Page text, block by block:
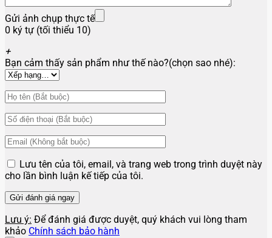
Gửi ảnh chụp thực tế
0 ký tự (tối thiểu 10)
+
Bạn cảm thấy sản phẩm như thế nào?(chọn sao nhé):
Lưu tên của tôi, email, và trang web trong trình duyệt này
cho lần bình luận kế tiếp của tôi.
Lưu ý: Để đánh giá được duyệt, quý khách vui lòng tham
khảo Chính sách bảo hành